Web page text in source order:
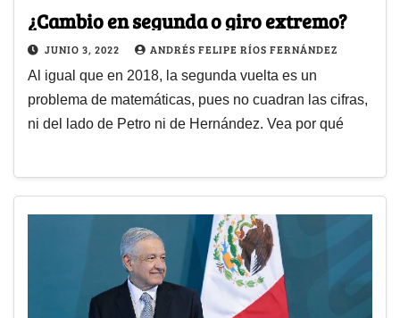
¿Cambio en segunda o giro extremo?
JUNIO 3, 2022 ANDRÉS FELIPE RÍOS FERNÁNDEZ
Al igual que en 2018, la segunda vuelta es un
problema de matemáticas, pues no cuadran las cifras,
ni del lado de Petro ni de Hernández. Vea por qué